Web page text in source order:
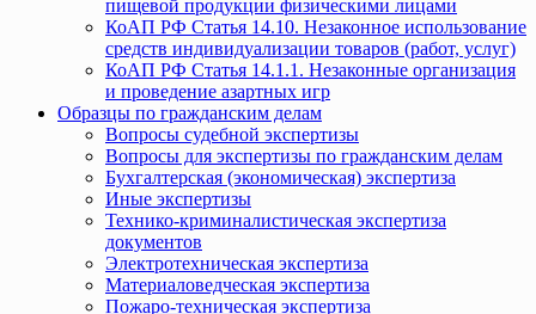
пищевой продукции физическими лицами
КоАП РФ Статья 14.10. Незаконное использование
средств индивидуализации товаров (работ, услуг)
КоАП РФ Статья 14.1.1. Незаконные организация
и проведение азартных игр
Образцы по гражданским делам
Вопросы судебной экспертизы
Вопросы для экспертизы по гражданским делам
Бухгалтерская (экономическая) экспертиза
Иные экспертизы
Технико-криминалистическая экспертиза
документов
Электротехническая экспертиза
Материаловедческая экспертиза
Пожаро-техническая экспертиза